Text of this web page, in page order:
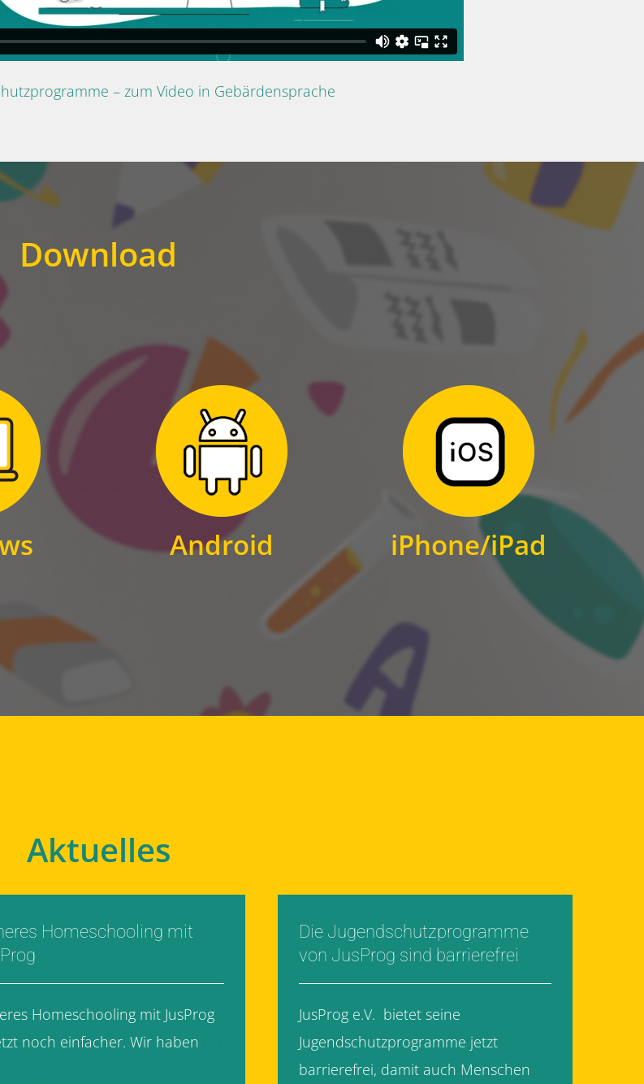
– zum Video in Gebärdensprache
Download
Android
Zum Download
für Android
iPhone/iPad
Zum Download
für iPhone und iPad
Aktuelles
Homeschooling mit
Homeschooling mit JusProg
noch einfacher. Wir haben
Die Jugendschutzprogramme
von JusProg sind barrierefrei
JusProg e.V. bietet seine
Jugendschutzprogramme jetzt
barrierefrei, damit auch Menschen